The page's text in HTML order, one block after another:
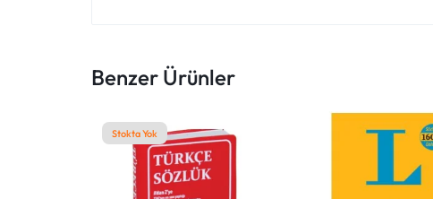
Benzer Ürünler
Stokta Yok